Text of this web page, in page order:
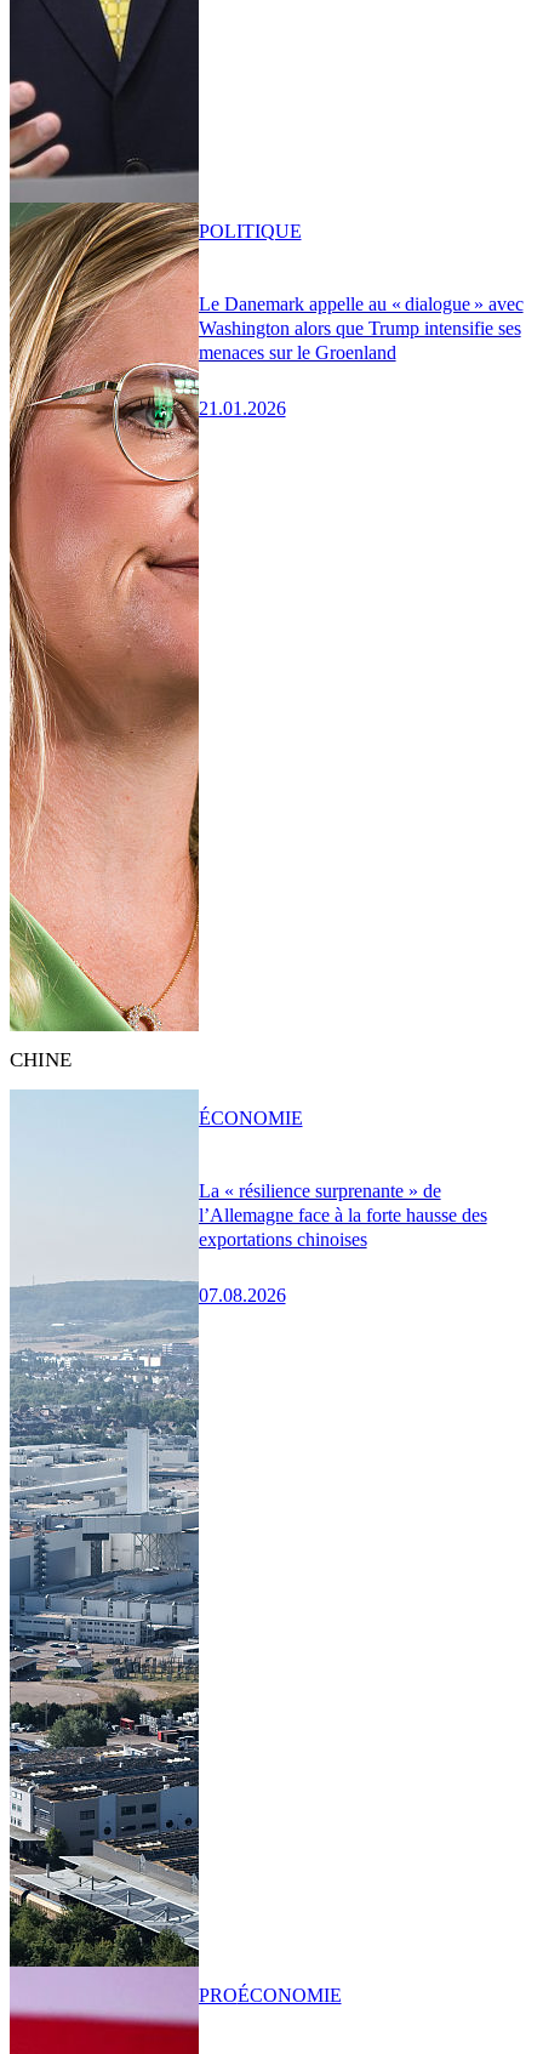
Le Danemark appelle au « dialogue » avec
Washington alors que Trump intensifie ses
menaces sur le Groenland
21.01.2026
POLITIQUE
CHINE
La « résilience surprenante » de
l’Allemagne face à la forte hausse des
exportations chinoises
07.08.2026
ÉCONOMIE
PROÉCONOMIE